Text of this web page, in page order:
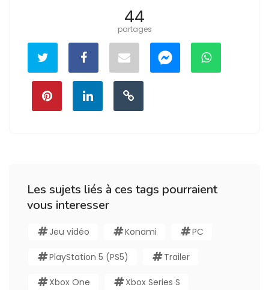
44
partages
Les sujets liés à ces tags pourraient
vous interesser
Jeu vidéo Konami PC
PlayStation 5 (PS5) Trailer
Xbox One Xbox Series S